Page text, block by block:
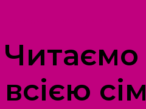
Читаємо
всією